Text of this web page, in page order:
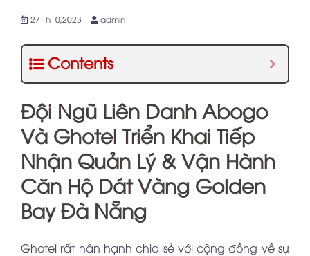
27 Th10,2023 admin
Contents
Đội Ngũ Liên Danh Abogo
Và Ghotel Triển Khai Tiếp
Nhận Quản Lý & Vận Hành
Căn Hộ Dát Vàng Golden
Bay Đà Nẵng
Ghotel rất hân hạnh chia sẻ với cộng đồng về sự